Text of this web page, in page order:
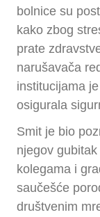
bolnice su
kako zbog
prate
narušavača
institucijama
osigurala
Smit je bio
njegov
kolegama i
saučešće
društvenim